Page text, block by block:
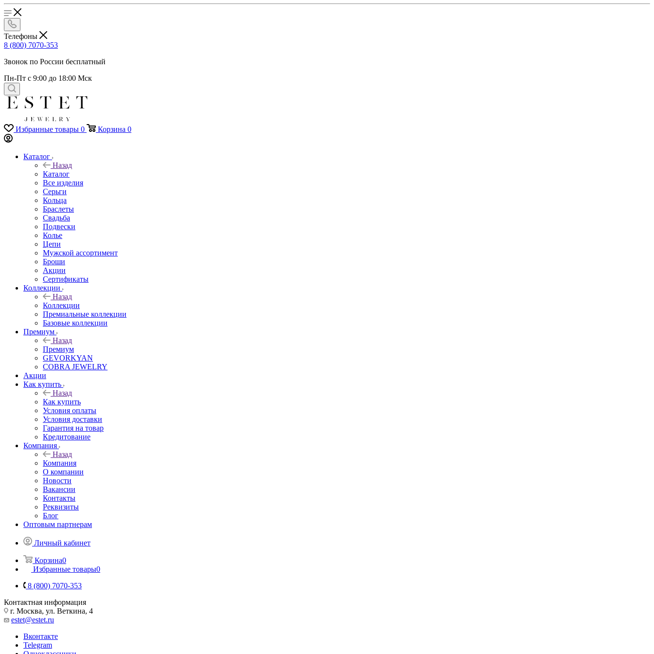
Телефоны
8 (800) 7070-353
Звонок по России бесплатный
Пн-Пт с 9:00 до 18:00 Мск
Избранные товары 0 Корзина 0
Каталог
Назад
Каталог
Все изделия
Серьги
Кольца
Браслеты
Свадьба
Подвески
Колье
Цепи
Мужской ассортимент
Броши
Акции
Сертификаты
Коллекции
Назад
Коллекции
Премиальные коллекции
Базовые коллекции
Премиум
Назад
Премиум
GEVORKYAN
COBRA JEWELRY
Акции
Как купить
Назад
Как купить
Условия оплаты
Условия доставки
Гарантия на товар
Кредитование
Компания
Назад
Компания
О компании
Новости
Вакансии
Контакты
Реквизиты
Блог
Оптовым партнерам
Личный кабинет
Корзина0
Избранные товары0
8 (800) 7070-353
Контактная информация
г. Москва, ул. Веткина, 4
estet@estet.ru
Вконтакте
Telegram